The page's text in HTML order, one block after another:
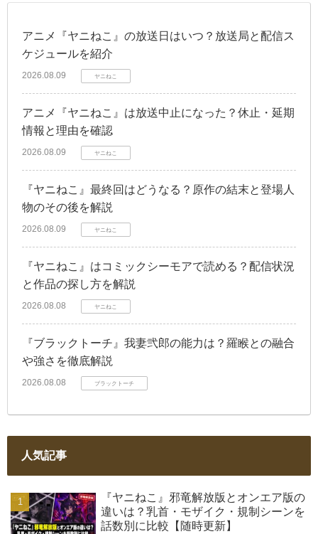
アニメ『ヤニねこ』の放送日はいつ？放送局と配信ス
ケジュールを紹介
2026.08.09 ヤニねこ
アニメ『ヤニねこ』は放送中止になった？休止・延期
情報と理由を確認
2026.08.09 ヤニねこ
『ヤニねこ』最終回はどうなる？原作の結末と登場人
物のその後を解説
2026.08.09 ヤニねこ
『ヤニねこ』はコミックシーモアで読める？配信状況
と作品の探し方を解説
2026.08.08 ヤニねこ
『ブラックトーチ』我妻弐郎の能力は？羅睺との融合
や強さを徹底解説
2026.08.08 ブラックトーチ
人気記事
『ヤニねこ』邪竜解放版とオンエア版の
違いは？乳首・モザイク・規制シーンを
話数別に比較【随時更新】